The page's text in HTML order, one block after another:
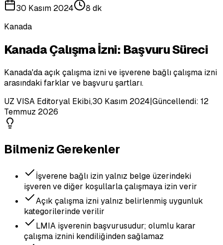
30 Kasım 2024
8 dk
Kanada
Kanada Çalışma İzni: Başvuru Süreci
Kanada'da açık çalışma izni ve işverene bağlı çalışma izni
arasındaki farklar ve başvuru şartları.
UZ VISA Editoryal Ekibi,30 Kasım 2024|Güncellendi: 12
Temmuz 2026
Bilmeniz Gerekenler
İşverene bağlı izin yalnız belge üzerindeki
işveren ve diğer koşullarla çalışmaya izin verir
Açık çalışma izni yalnız belirlenmiş uygunluk
kategorilerinde verilir
LMIA işverenin başvurusudur; olumlu karar
çalışma iznini kendiliğinden sağlamaz